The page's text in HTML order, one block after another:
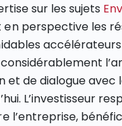
sur les sujets
perspective les
et de dialogue
L’investisseur
l’entreprise,